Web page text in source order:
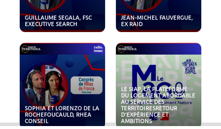
GUILLAUME SEGALA, FSC
EXECUTIVE SEARCH
JEAN-MICHEL FAUVERGUE,
EX RAID
SOPHIA ET LORENZO DE LA
ROCHEFOUCAULD, RHEA
CONSEIL
LE SIAP, LA PLATEFORME
DU LOGEMENT ABORDABLE
AU SERVICE DES
TERRITOIRESRETOUR
D'EXPÉRIENCE ET
AMBITIONS